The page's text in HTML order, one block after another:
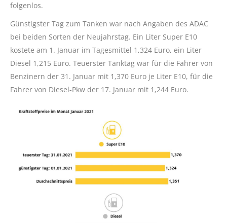
folgenlos.
Günstigster Tag zum Tanken war nach Angaben des ADAC
bei beiden Sorten der Neujahrstag. Ein Liter Super E10
kostete am 1. Januar im Tagesmittel 1,324 Euro, ein Liter
Diesel 1,215 Euro. Teuerster Tanktag war für die Fahrer von
Benzinern der 31. Januar mit 1,370 Euro je Liter E10, für die
Fahrer von Diesel-Pkw der 17. Januar mit 1,244 Euro.